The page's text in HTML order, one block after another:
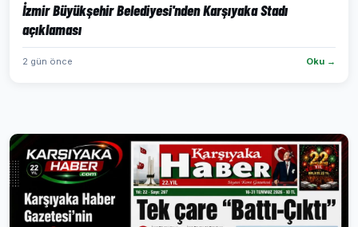
İzmir Büyükşehir Belediyesi'nden Karşıyaka Stadı
açıklaması
2 gün önce Oku →